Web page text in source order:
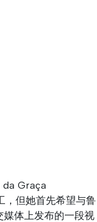
da Graça
，但她首先希望与鲁
体上发布的一段视